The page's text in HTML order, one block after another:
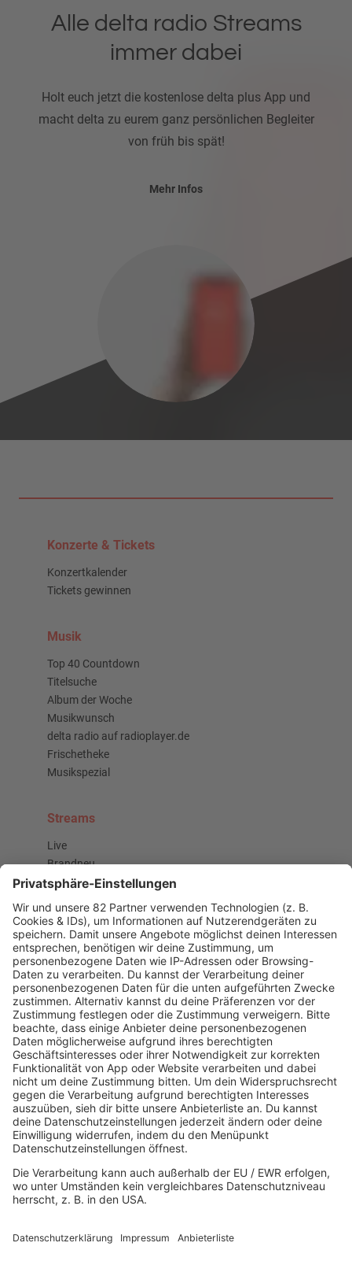
Alle delta radio Streams
immer dabei
Holt euch jetzt die kostenlose delta plus App und
macht delta zu eurem ganz persönlichen Begleiter
von früh bis spät!
Mehr Infos
Konzerte & Tickets
Konzertkalender
Tickets gewinnen
Musik
Top 40 Countdown
Titelsuche
Album der Woche
Musikwunsch
delta radio auf radioplayer.de
Frischetheke
Musikspezial
Streams
Live
Brandneu
Buzz Beat Boutique
Country
Chartbuster der Woche
Der beste Rockpop reloaded
Deutsch
Deutschrap Klassiker
EDM Dancefloor
Good Vibes
I Love Hamburg
Mallorca Party
Mitsingen
Top 100 Deutschrap
Top 100 Dance
Top 100 Party
Sommer
Unplugged
TikTok Hittracks
Uptempo Banger
Programm